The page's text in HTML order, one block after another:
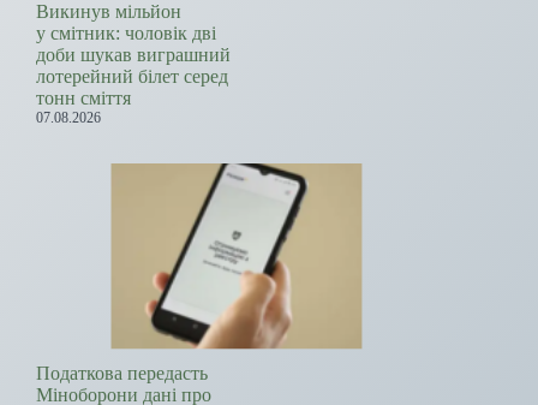
Викинув мільйон
у смітник: чоловік дві
доби шукав виграшний
лотерейний білет серед
тонн сміття
07.08.2026
Податкова передасть
Міноборони дані про